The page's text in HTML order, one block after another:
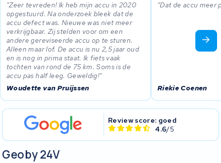
Zeer tevreden! Ik heb mijn accu in 2020
opgestuurd. Na onderzoek bleek dat de
accu defect was. Nieuwe was niet meer
verkrijgbaar. Zij stelden voor om een
andere gereviseerde accu op te sturen.
Alleen maar lof. De accu is nu 2,5 jaar oud
en is nog in prima staat. Ik fiets vaak
tochten van rond de 75 km. Soms is de
accu pas half leeg. Geweldig!
Woudette van Pruijssen
Dat de accu meer
Riekie Coenen
Review score: goed
4.6/5
Geoby 24V